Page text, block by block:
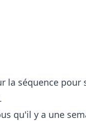
la séquence
qu'il y a une